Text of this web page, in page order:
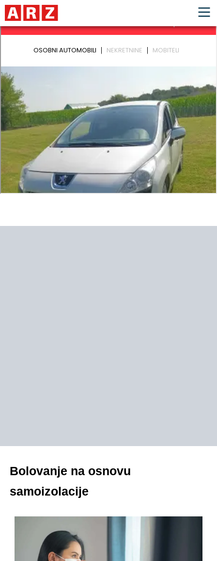
Bolovanje na osnovu
samoizolacije